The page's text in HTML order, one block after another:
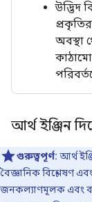
উদ্ভিদ
অবস্থা
আর্থ ইঞ্জিন
গুরুত্বপূর্ণ: আর্থ
বৈজ্ঞানিক বিশ্লেষণ
জনকল্যাণমূলক এবং